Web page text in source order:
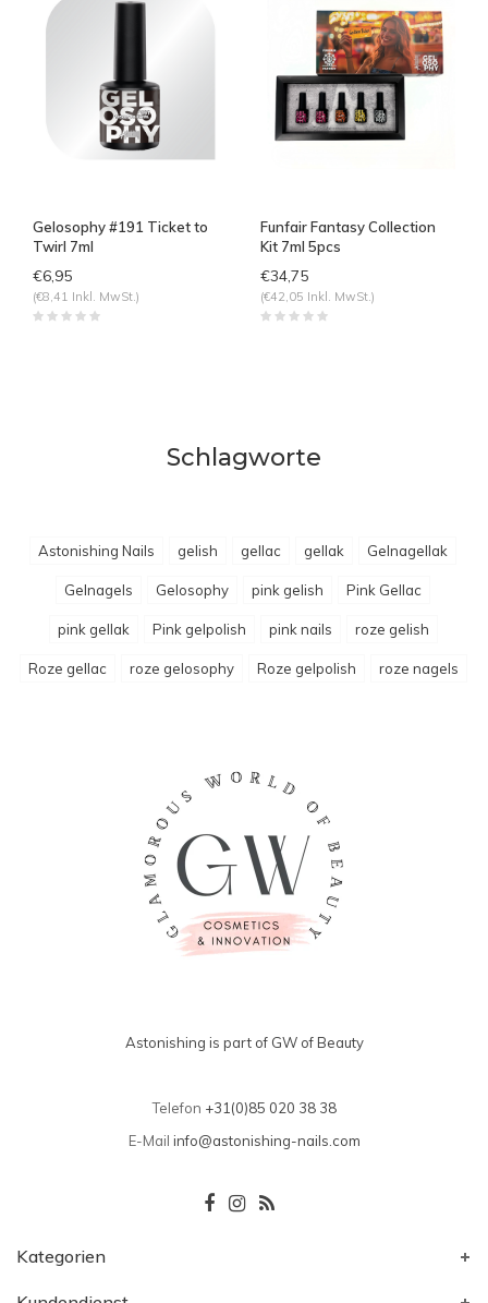
Gelosophy #191 Ticket to
Twirl 7ml
€6,95
(€8,41 Inkl. MwSt.)
Funfair Fantasy Collection
Kit 7ml 5pcs
€34,75
(€42,05 Inkl. MwSt.)
Schlagworte
Astonishing Nails gelish gellac gellak Gelnagellak
Gelnagels Gelosophy pink gelish Pink Gellac
pink gellak Pink gelpolish pink nails roze gelish
Roze gellac roze gelosophy Roze gelpolish roze nagels
Astonishing is part of GW of Beauty
Telefon +31(0)85 020 38 38
E-Mail info@astonishing-nails.com
Kategorien